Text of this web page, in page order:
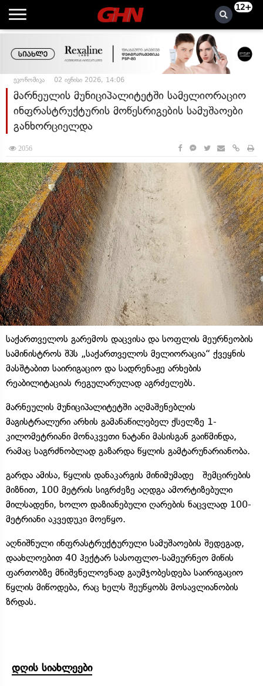
12+
ეკონომიკა 02 ივნისი 2026, 14:06
მარნეულის მუნიციპალიტეტში სამელიორაციო
ინფრასტრუქტურის მოწესრიგების სამუშაოები
განხორციელდა
2056
საქართველოს გარემოს დაცვისა და სოფლის მეურნეობის
სამინისტროს შპს „საქართველოს მელიორაცია“ ქვეყნის
მასშტაბით საირიგაციო და სადრენაჟე არხების
რეაბილიტაციას რეგულარულად აგრძელებს.
მარნეულის მუნიციპალიტეტში აღმაშენებლის
მაგისტრალური არხის გამანაწილებელ ქსელზე 1-
კილომეტრიანი მონაკვეთი ნატანი მასისგან გაიწმინდა,
რამაც საგრძნობლად გაზარდა წყლის გამტარუნარიანობა.
გარდა ამისა, წყლის დანაკარგის მინიმუმადე შემცირების
მიზნით, 100 მეტრის სიგრძეზე აღდგა ამორტიზებული
მილსადენი, ხოლო დაზიანებული ღარების ნაცვლად 100-
მეტრიანი აკვედუკი მოეწყო.
აღნიშნული ინფრასტრუქტურული სამუშაოების შედეგად,
დაახლოებით 40 ჰექტარ სასოფლო-სამეურნეო მიწის
ფართობზე მნიშვნელოვნად გაუმჯობესდება საირიგაციო
წყლის მიწოდება, რაც ხელს შეუწყობს მოსავლიანობის
ზრდას.
დღის სიახლეები